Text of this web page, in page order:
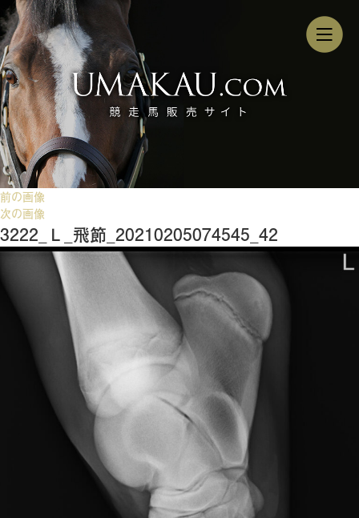
前の画像
次の画像
3222_Ｌ_飛節_20210205074545_42